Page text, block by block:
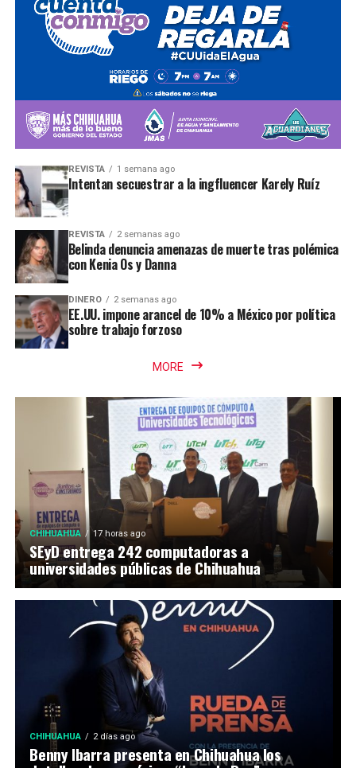
REVISTA 1 semana ago
Intentan secuestrar a la ingfluencer Karely Ruíz
REVISTA 2 semanas ago
Belinda denuncia amenazas de muerte tras polémica
con Kenia Os y Danna
DINERO 2 semanas ago
EE.UU. impone arancel de 10% a México por política
sobre trabajo forzoso
MORE
CHIHUAHUA 17 horas ago
SEyD entrega 242 computadoras a
universidades públicas de Chihuahua
CHIHUAHUA 2 días ago
Benny Ibarra presenta en Chihuahua los